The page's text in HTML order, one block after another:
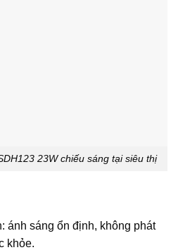
23W chiếu sáng tại siêu thị
ánh sáng ổn định, không phát
khỏe.